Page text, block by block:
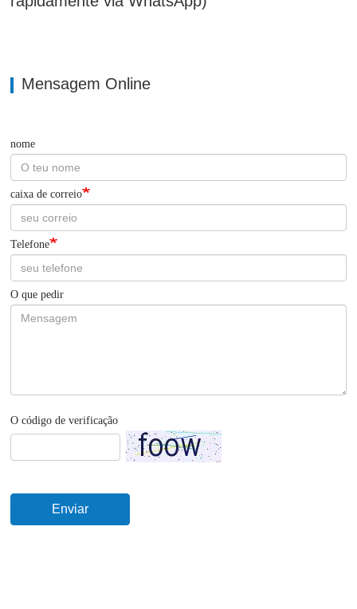
Mensagem Online
nome
caixa de correio
Telefone
O que pedir
O código de verificação
Enviar